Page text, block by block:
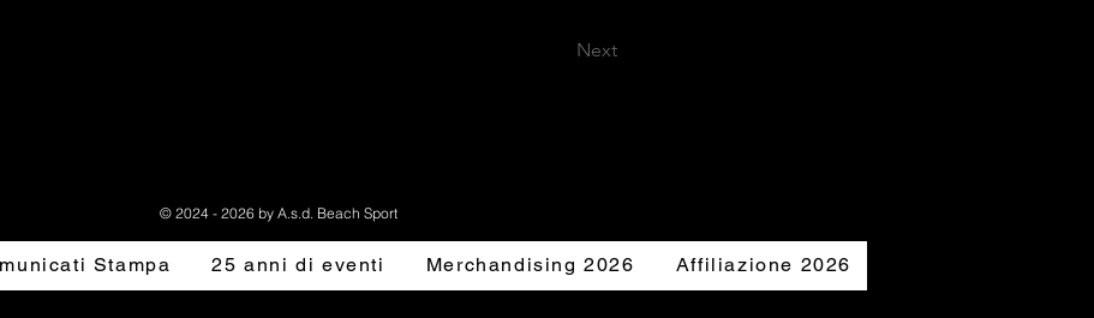
Next
© 2024 - 2026 by A.s.d. Beach Sport
Stampa 25 anni di eventi Merchandising 2026 Affiliazione 2026